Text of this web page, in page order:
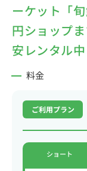
ーケット「
円ショップ
安レンタル中
料金
ご利用プラン
ショート